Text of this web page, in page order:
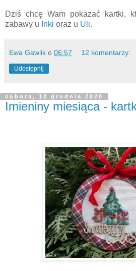
Dziś chcę Wam pokazać kartki,
zabawy u Inki oraz u Uli.
Ewa Gawlik o 06:57 12 komentarzy:
Udostępnij
sobota, 12 grudnia 2020
Imieniny miesiąca -